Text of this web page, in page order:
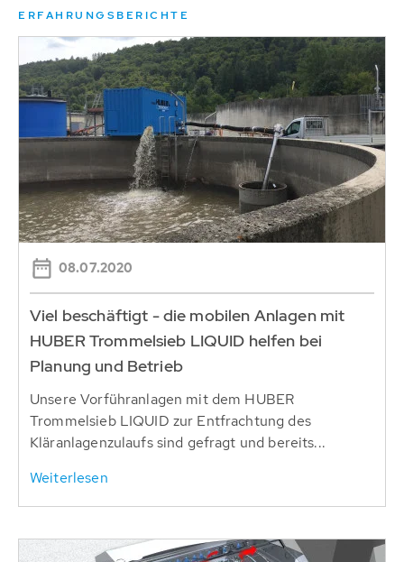
ERFAHRUNGSBERICHTE
08.07.2020
Viel beschäftigt - die mobilen Anlagen mit
HUBER Trommelsieb LIQUID helfen bei
Planung und Betrieb
Unsere Vorführanlagen mit dem HUBER
Trommelsieb LIQUID zur Entfrachtung des
Kläranlagenzulaufs sind gefragt und bereits...
Weiterlesen